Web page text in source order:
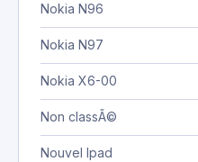
Nokia N96
Nokia N97
Nokia X6-00
Non classÃ©
Nouvel Ipad